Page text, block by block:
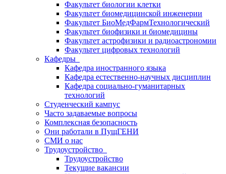
Факультет биологии клетки
Факультет биомедицинской инженерии
Факультет БиоМедФармТехнологический
Факультет биофизики и биомедицины
Факультет астрофизики и радиоастрономии
Факультет цифровых технологий
Кафедры
Кафедра иностранного языка
Кафедра естественно-научных дисциплин
Кафедра социально-гуманитарных
технологий
Студенческий кампус
Часто задаваемые вопросы
Комплексная безопасность
Они работали в ПущГЕНИ
СМИ о нас
Трудоустройство
Трудоустройство
Текущие вакансии